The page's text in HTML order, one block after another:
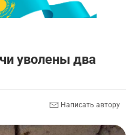
уволены два
Написать автору